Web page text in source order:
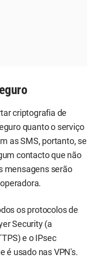
criptografia de
quanto o serviço
as SMS, portanto, se
contacto que não
mensagens serão
os protocolos de
Security (a
e o IPsec
é usado nas VPN's.